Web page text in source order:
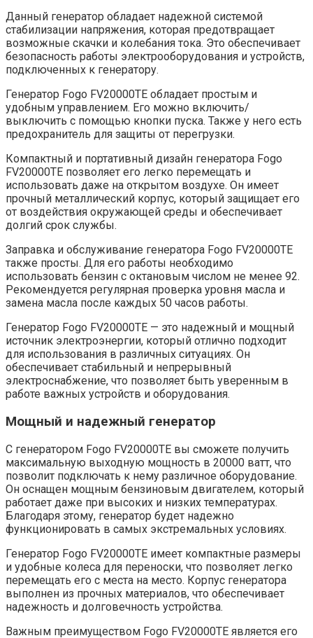
Данный генератор обладает надежной системой
стабилизации напряжения, которая предотвращает
возможные скачки и колебания тока. Это обеспечивает
безопасность работы электрооборудования и устройств,
подключенных к генератору.
Генератор Fogo FV20000TE обладает простым и
удобным управлением. Его можно включить/
выключить с помощью кнопки пуска. Также у него есть
предохранитель для защиты от перегрузки.
Компактный и портативный дизайн генератора Fogo
FV20000TE позволяет его легко перемещать и
использовать даже на открытом воздухе. Он имеет
прочный металлический корпус, который защищает его
от воздействия окружающей среды и обеспечивает
долгий срок службы.
Заправка и обслуживание генератора Fogo FV20000TE
также просты. Для его работы необходимо
использовать бензин с октановым числом не менее 92.
Рекомендуется регулярная проверка уровня масла и
замена масла после каждых 50 часов работы.
Генератор Fogo FV20000TE — это надежный и мощный
источник электроэнергии, который отлично подходит
для использования в различных ситуациях. Он
обеспечивает стабильный и непрерывный
электроснабжение, что позволяет быть уверенным в
работе важных устройств и оборудования.
Мощный и надежный генератор
С генератором Fogo FV20000TE вы сможете получить
максимальную выходную мощность в 20000 ватт, что
позволит подключать к нему различное оборудование.
Он оснащен мощным бензиновым двигателем, который
работает даже при высоких и низких температурах.
Благодаря этому, генератор будет надежно
функционировать в самых экстремальных условиях.
Генератор Fogo FV20000TE имеет компактные размеры
и удобные колеса для переноски, что позволяет легко
перемещать его с места на место. Корпус генератора
выполнен из прочных материалов, что обеспечивает
надежность и долговечность устройства.
Важным преимуществом Fogo FV20000TE является его